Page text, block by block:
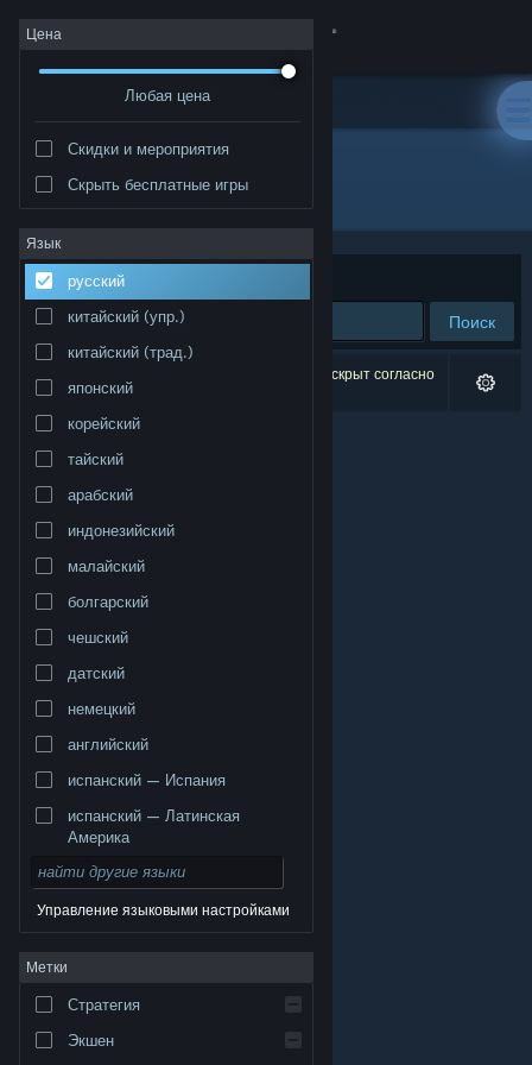
Войти
Сообщество
Информация
Поддержка
Изменить язык
Полная версия
© Valve Corporation. Все права сохранены. Все
торговые марки являются собственностью
Правовая информация
Соглашение подписчика Steam
Файлы cookie
Цена
Любая цена
Скидки и мероприятия
Скрыть бесплатные игры
Язык
русский
китайский (упр.)
китайский (трад.)
японский
корейский
тайский
арабский
индонезийский
малайский
болгарский
чешский
датский
немецкий
английский
испанский — Испания
испанский — Латинская
Америка
Управление языковыми настройками
Метки
Стратегия
Экшен
Разработчик: Far-Flung Games
Сортировать по
Поиск
Результатов по вашему запросу: 0. 1 продукт скрыт согласно
вашим настройкам.